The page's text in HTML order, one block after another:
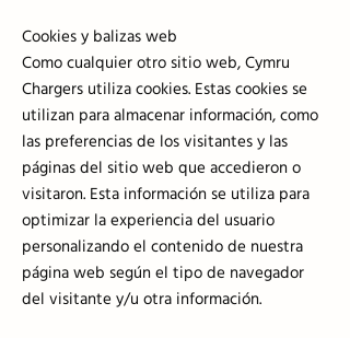
Cookies y balizas web
Como cualquier otro sitio web, Cymru
Chargers utiliza cookies. Estas cookies se
utilizan para almacenar información, como
las preferencias de los visitantes y las
páginas del sitio web que accedieron o
visitaron. Esta información se utiliza para
optimizar la experiencia del usuario
personalizando el contenido de nuestra
página web según el tipo de navegador
del visitante y/u otra información.